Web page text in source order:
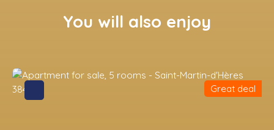
You will also enjoy
Great deal